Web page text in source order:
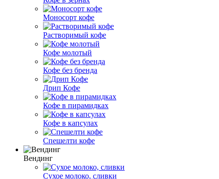
Моносорт кофе
Растворимый кофе
Кофе молотый
Кофе без бренда
Дрип Кофе
Кофе в пирамидках
Кофе в капсулах
Спешелти кофе
Вендинг
Сухое молоко, сливки